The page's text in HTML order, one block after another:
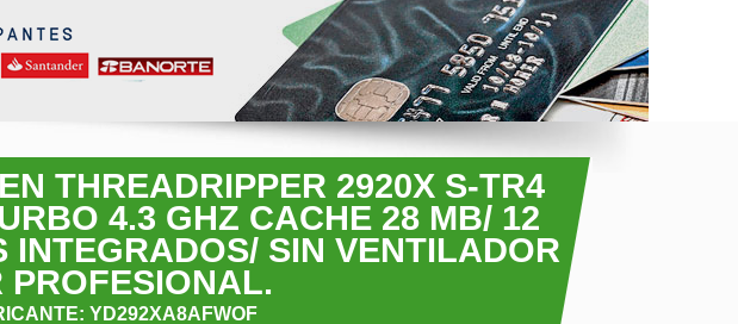
THREADRIPPER 2920X S-TR4
4.3 GHZ CACHE 28 MB/ 12
INTEGRADOS/ SIN VENTILADOR
PROFESIONAL.
YD292XA8AFWOF